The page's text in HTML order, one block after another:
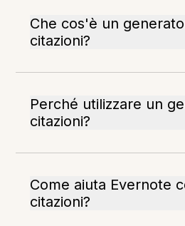
Che cos'è un
citazioni?
Perché utilizzare un
citazioni?
Come aiuta Evernote
citazioni?